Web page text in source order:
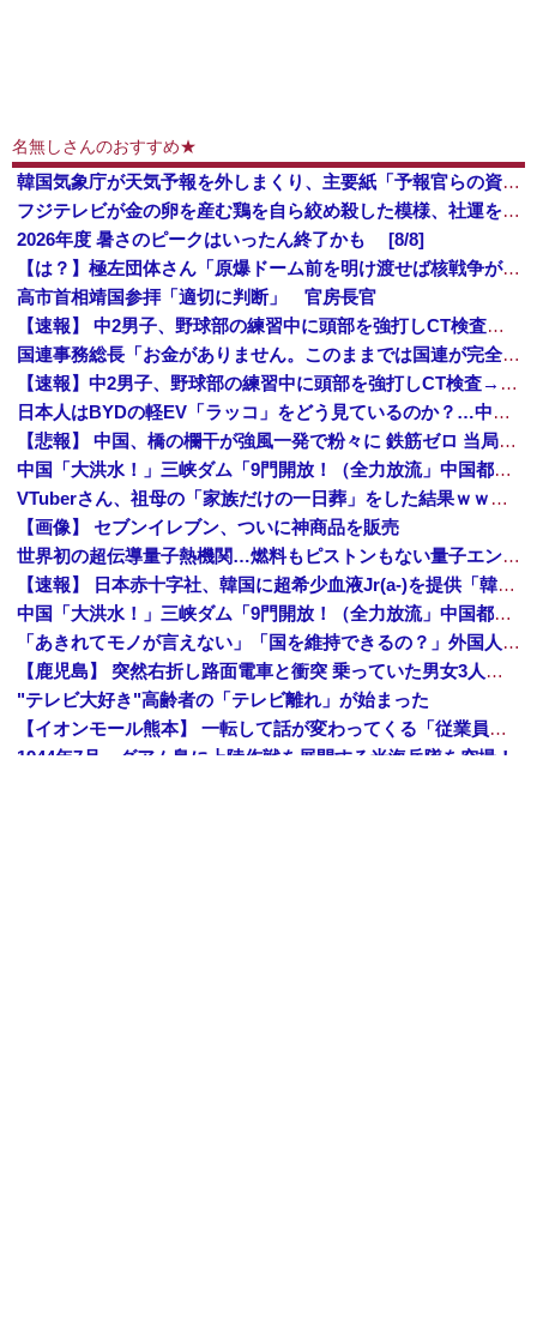
名無しさんのおすすめ★
韓国気象庁が天気予報を外しまくり、主要紙「予報官らの資質問題」と酷評
フジテレビが金の卵を産む鶏を自ら絞め殺した模様、社運を賭けたドル箱コンテンツが御蔵入りになってしまい……
2026年度 暑さのピークはいったん終了かも [8/8]
【は？】極左団体さん「原爆ドーム前を明け渡せば核戦争が始まる！」→ 観衆のマジレスが鋭すぎるとネットで話題に → ｗｗｗｗｗｗｗｗｗｗｗｗ
高市首相靖国参拝「適切に判断」 官房長官
【速報】 中2男子、野球部の練習中に頭部を強打しCT検査→70代医師「問題ないです」→中学生死亡「他人のCT画像みてました」
国連事務総長「お金がありません。このままでは国連が完全崩壊します。助けて下さい」
【速報】中2男子、野球部の練習中に頭部を強打しCT検査→70代医師「問題ないです」→中学生死亡「他人のCT画像みてました」
日本人はBYDの軽EV「ラッコ」をどう見ているのか？…中国メディア！
【悲報】 中国、橋の欄干が強風一発で粉々に 鉄筋ゼロ 当局「接着剤でくっつけただけ」「正常で、品質問題はない」
中国「大洪水！」三峡ダム「9門開放！（全力放流」中国都市「三峡沿線の道路水没」中国政府「高速道路封鎖！」中国ダム「緊急放流に合わせて開門（土砂崩れ発生」→
VTuberさん、祖母の「家族だけの一日葬」をした結果ｗｗｗｗｗｗｗ
【画像】 セブンイレブン、ついに神商品を販売
世界初の超伝導量子熱機関…燃料もピストンもない量子エンジンが回った！
【速報】 日本赤十字社、韓国に超希少血液Jr(a-)を提供「韓国内では適合する血液を確保できなかった」※今回で4回目
中国「大洪水！」三峡ダム「9門開放！（全力放流」中国都市「三峡沿線の道路水没」中国政府「高速道路封鎖！」中国ダム「緊急放流に合わせて開門（土砂崩れ発生」→
「あきれてモノが言えない」「国を維持できるの？」外国人の永住許可要件の厳格化で在日中国人の本音は？
【鹿児島】 突然右折し路面電車と衝突 乗っていた男女3人は車を放置しダッシュで逃走中
"テレビ大好き"高齢者の「テレビ離れ」が始まった
【イオンモール熊本】 一転して話が変わってくる「従業員の避難誘導の証言が複数」イオン側が社内規定に抵触していた疑い
1944年7月、グアム島に上陸作戦を展開する米海兵隊を空撮！